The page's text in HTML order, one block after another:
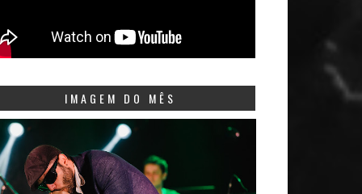
IMAGEM DO MÊS